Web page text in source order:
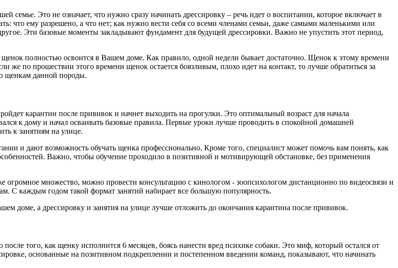
семье. Это не означает, что нужно сразу начинать дрессировку – речь идет о воспитании, которое включает в
что ему разрешено, а что нет; как нужно вести себя со всеми членами семьи, даже самыми маленькими или
Эти базовые моменты закладывают фундамент для будущей дрессировки. Важно не упустить этот период,
полностью освоится в Вашем доме. Как правило, одной недели бывает достаточно. Щенок к этому времени
по прошествии этого времени щенок остается боязливым, плохо идет на контакт, то лучше обратиться за
щенкам данной породы.
карантин после прививок и начнет выходить на прогулки. Это оптимальный возраст для начала
к дому и начал осваивать базовые правила. Первые уроки лучше проводить в спокойной домашней
к занятиям на улице.
и дают возможность обучать щенка профессионально. Кроме того, специалист может помочь вам понять, как
Важно, чтобы обучение проходило в позитивной и мотивирующей обстановке, без применения
огромное множество, можно провести консультацию с кинологом - зоопсихологом дистанционно по видеосвязи и
С каждым годом такой формат занятий набирает все большую популярность.
доме, а дрессировку и занятия на улице лучше отложить до окончания карантина после прививок.
того, как щенку исполнится 6 месяцев, боясь нанести вред психике собаки. Это миф, который остался от
основанные на позитивном подкреплении и постепенном введении команд, показывают, что начинать